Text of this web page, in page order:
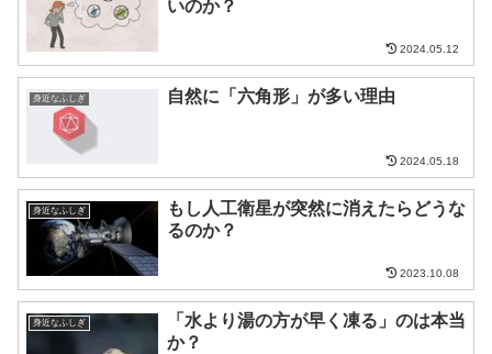
いのか？
2024.05.12
身近なふしぎ 自然に「六角形」が多い理由
2024.05.18
身近なふしぎ
もし人工衛星が突然に消えたらどうな
るのか？
2023.10.08
身近なふしぎ
「水より湯の方が早く凍る」のは本当
か？